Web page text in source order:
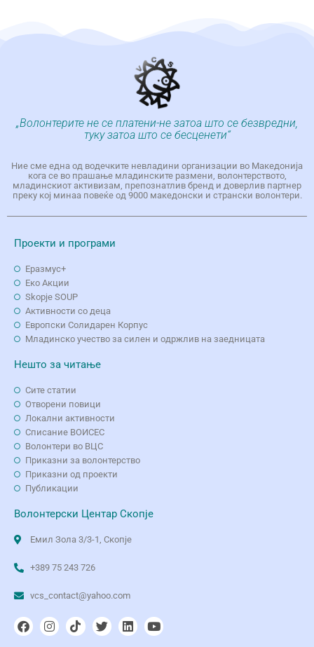
„Волонтерите не се платени-не затоа што се безвредни,
туку затоа што се бесценети“
Ние сме една од водечките невладини организации во Македонија
кога се во прашање младинските размени, волонтерството,
младинскиот активизам, препознатлив бренд и доверлив партнер
преку кој минаа повеќе од 9000 македонски и странски волонтери.
Проекти и програми
Еразмус+
Еко Aкции
Skopje SOUP
Активности со деца
Европски Солидарен Корпус
Младинско учество за силен и одржлив на заедницата
Нешто за читање
Сите статии
Отворени повици
Локални активности
Списание ВОИСЕС
Волонтери во ВЦС
Приказни за волонтерство
Приказни од проекти
Публикации
Волонтерски Центар Скопје
Емил Зола 3/3-1, Скопје
+389 75 243 726
vcs_contact@yahoo.com